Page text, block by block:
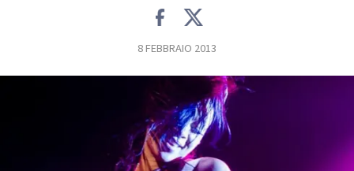
8 FEBBRAIO 2013